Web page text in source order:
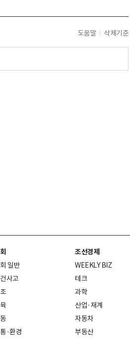
도움말 삭제기준
일반
사고
·환경
조선경제
WEEKLY BIZ
테크
과학
산업·재계
자동차
부동산